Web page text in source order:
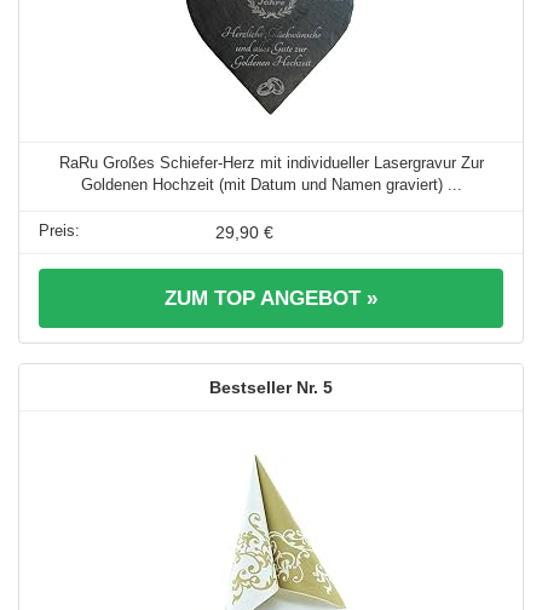
RaRu Großes Schiefer-Herz mit individueller Lasergravur Zur
Goldenen Hochzeit (mit Datum und Namen graviert) ...
29,90 €
ZUM TOP ANGEBOT »
5